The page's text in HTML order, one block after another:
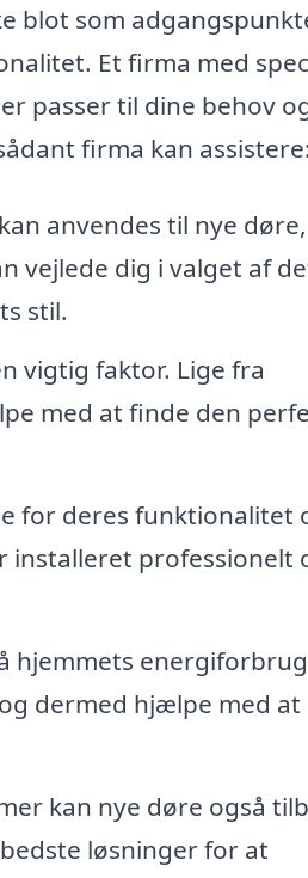
blot som
Et firma med
passer til dine behov
firma kan assistere:
anvendes til nye døre,
vejlede dig i valget af
stil.
vigtig faktor. Lige fra
med at finde den
for deres funktionalitet
installeret professionelt
hjemmets
dermed hjælpe med at
kan nye døre også
løsninger for at